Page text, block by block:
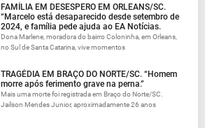
FAMÍLIA EM DESESPERO EM ORLEANS/SC.
“Marcelo está desaparecido desde setembro de
2024, e família pede ajuda ao EA Notícias.
Dona Marlene, moradora do bairro Coloninha, em Orleans,
no Sul de Santa Catarina, vive momentos
TRAGÉDIA EM BRAÇO DO NORTE/SC. “Homem
morre após ferimento grave na perna.”
Mais uma morte foi registrada em Braço do Norte/SC.
Jailson Mendes Junior, aproximadamente 26 anos